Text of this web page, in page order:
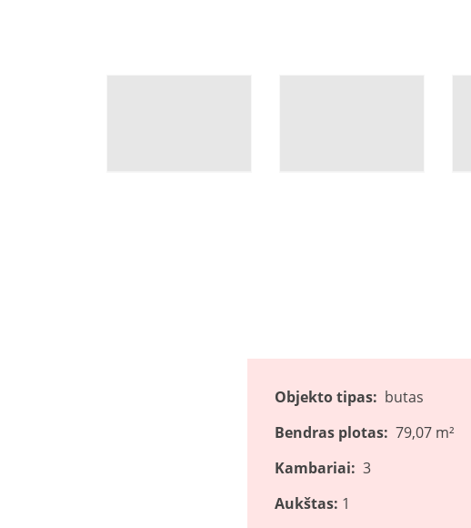
Objekto tipas: butas
Bendras plotas: 79,07 m²
Kambariai: 3
Aukštas: 1